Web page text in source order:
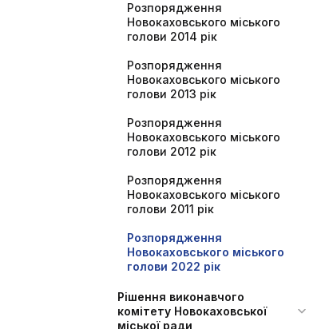
Розпорядження
Новокаховського міського
голови 2014 рік
Розпорядження
Новокаховського міського
голови 2013 рік
Розпорядження
Новокаховського міського
голови 2012 рік
Розпорядження
Новокаховського міського
голови 2011 рік
Розпорядження
Новокаховського міського
голови 2022 рік
Рішення виконавчого
комітету Новокаховської
міської ради